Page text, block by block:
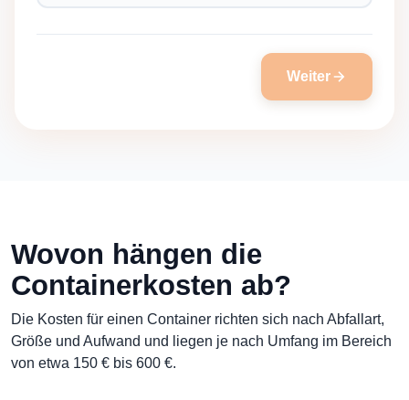
Weiter
Wovon hängen die
Containerkosten ab?
Die Kosten für einen Container richten sich nach Abfallart,
Größe und Aufwand und liegen je nach Umfang im Bereich
von etwa 150 € bis 600 €.